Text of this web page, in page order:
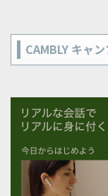
CAMBLY キャ